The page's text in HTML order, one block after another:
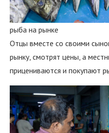
рыба на рынке
Отцы вместе со своими
рынку, смотрят цены, а
прицениваются и покупают